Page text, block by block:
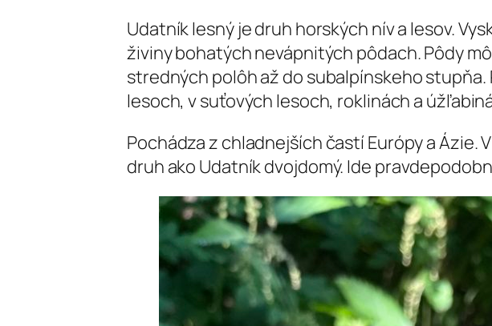
Udatník lesný je druh horských nív a lesov.
živiny bohatých nevápnitých pôdach. Pôdy
stredných polôh až do subalpínskeho
lesoch, v suťových lesoch, roklinách a
Pochádza z chladnejších častí Európy a Ázie.
druh ako Udatník dvojdomý. Ide